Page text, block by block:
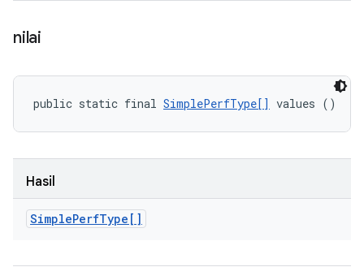
nilai
public static final SimplePerfType[] values ()
Hasil
SimplePerfType[]